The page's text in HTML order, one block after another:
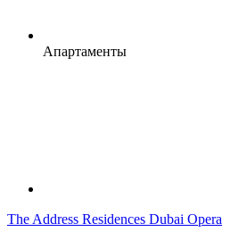
Апартаменты
The Address Residences Dubai Opera